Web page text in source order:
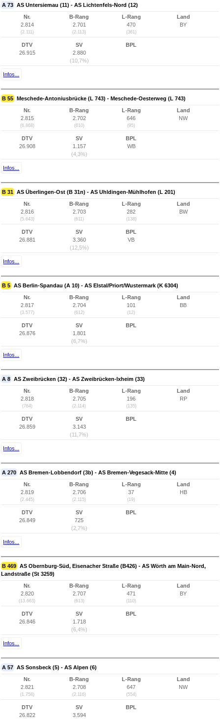
A 73 AS Untersiemau (11) - AS Lichtenfels-Nord (12)
Nr.
2.814
(2.111)
B-Rang
2.701
(2.113)
L-Rang
470
(361)
Land
BY
DTV
26.915
SV
2.880
(10,7%)
BPL
Infos...
B 55 Meschede-Antoniusbrücke (L 743) - Meschede-Oesterweg (L 743)
Nr.
2.815
(6.868)
B-Rang
2.702
(610)
L-Rang
646
(95)
Land
NW
DTV
26.908
SV
1.157
(4,3%)
BPL
WB
Infos...
B 31 AS Überlingen-Ost (B 31n) - AS Uhldingen-Mühlhofen (L 201)
Nr.
2.816
(5.643)
B-Rang
2.703
(611)
L-Rang
282
(138)
Land
BW
DTV
26.881
SV
3.360
(12,5%)
BPL
VB
Infos...
B 5 AS Berlin-Spandau (A 10) - AS Elstal/Priort/Wustermark (K 6304)
Nr.
2.817
(3.577)
B-Rang
2.704
(612)
L-Rang
101
(12)
Land
BB
DTV
26.876
SV
1.801
(6,7%)
BPL
Infos...
A 8 AS Zweibrücken (32) - AS Zweibrücken-Ixheim (33)
Nr.
2.818
(764)
B-Rang
2.705
(2.114)
L-Rang
196
(135)
Land
RP
DTV
26.859
SV
3.143
(11,7%)
BPL
Infos...
A 270 AS Bremen-Lobbendorf (3b) - AS Bremen-Vegesack-Mitte (4)
Nr.
2.819
(2.445)
B-Rang
2.706
(2.115)
L-Rang
37
(19)
Land
HB
DTV
26.849
SV
725
(2,7%)
BPL
Infos...
B 469 AS Obernburg-Süd, Eisenacher Straße (B426) - AS Wörth am Main-Nord,
Landstraße (St 3259)
Nr.
2.820
(13.663)
B-Rang
2.707
(613)
L-Rang
471
(110)
Land
BY
DTV
26.846
SV
1.718
(6,4%)
BPL
Infos...
A 57 AS Sonsbeck (5) - AS Alpen (6)
Nr.
2.821
(1.758)
B-Rang
2.708
(2.116)
L-Rang
647
(554)
Land
NW
DTV
26.822
SV
3.594
BPL